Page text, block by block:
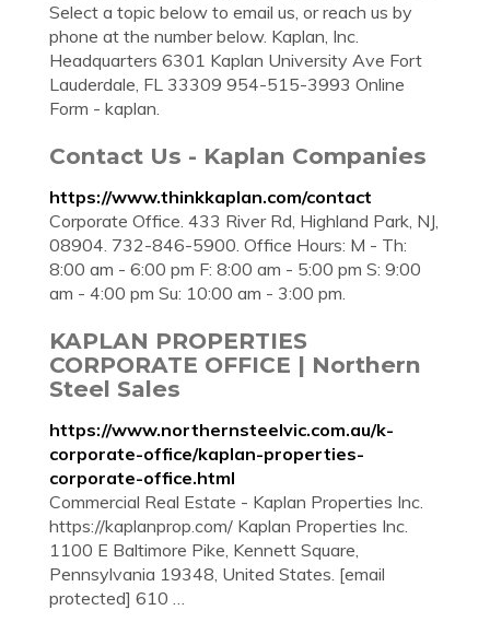
Select a topic below to email us, or reach us by
phone at the number below. Kaplan, Inc.
Headquarters 6301 Kaplan University Ave Fort
Lauderdale, FL 33309 954-515-3993 Online
Form - kaplan.
Contact Us - Kaplan Companies
https://www.thinkkaplan.com/contact
Corporate Office. 433 River Rd, Highland Park, NJ,
08904. 732-846-5900. Office Hours: M - Th:
8:00 am - 6:00 pm F: 8:00 am - 5:00 pm S: 9:00
am - 4:00 pm Su: 10:00 am - 3:00 pm.
KAPLAN PROPERTIES
CORPORATE OFFICE | Northern
Steel Sales
https://www.northernsteelvic.com.au/k-
corporate-office/kaplan-properties-
corporate-office.html
Commercial Real Estate - Kaplan Properties Inc.
https://kaplanprop.com/ Kaplan Properties Inc.
1100 E Baltimore Pike, Kennett Square,
Pennsylvania 19348, United States. [email
protected] 610 …